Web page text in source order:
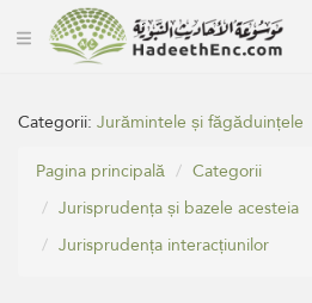
Categorii:Jurămintele și făgăduințele
Pagina principală
Categorii
Jurisprudența și bazele acesteia
Jurisprudența interacțiunilor